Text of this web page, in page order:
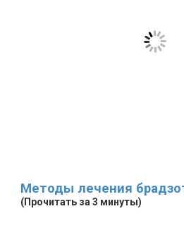
Методы лечения
(Прочитать за 3 минуты)